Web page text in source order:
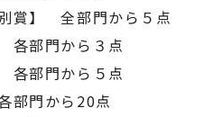
別賞】 全部門から５点
各部門から３点
各部門から５点
部門から20点